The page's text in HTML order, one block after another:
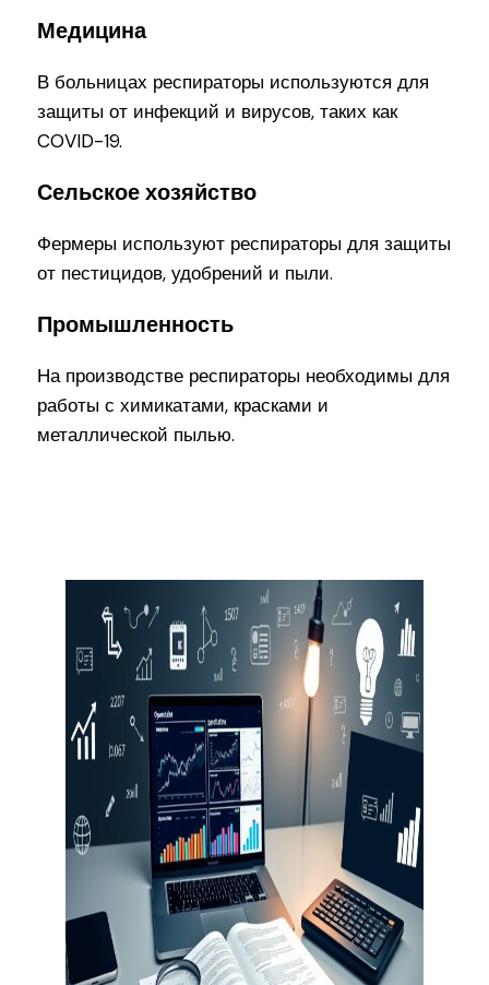
Медицина
В больницах респираторы используются для
защиты от инфекций и вирусов, таких как
COVID-19.
Сельское хозяйство
Фермеры используют респираторы для защиты
от пестицидов, удобрений и пыли.
Промышленность
На производстве респираторы необходимы для
работы с химикатами, красками и
металлической пылью.